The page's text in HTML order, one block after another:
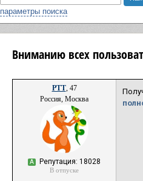
параметры поиска
Вниманию всех
РТТ, 47
Россия, Москва
А Репутация: 18028
В отпуске